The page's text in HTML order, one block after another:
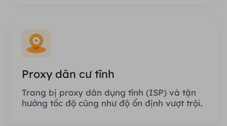
Proxy dân cư tĩnh
Trang bị proxy dân dụng tĩnh (ISP) và tận
hưởng tốc độ cũng như độ ổn định vượt trội.